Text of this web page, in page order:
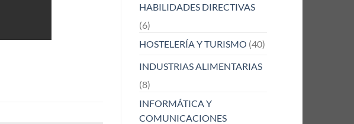
HABILIDADES DIRECTIVAS
(6)
HOSTELERÍA Y TURISMO (40)
INDUSTRIAS ALIMENTARIAS
(8)
INFORMÁTICA Y
COMUNICACIONES